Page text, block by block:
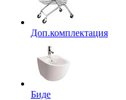
Доп.комплектация
Биде